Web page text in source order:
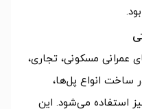
عمرانی مسکونی، تجاری،
ساخت انواع پل‌ها،
استفاده می‌شود. این